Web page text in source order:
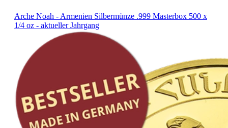
Arche Noah - Armenien Silbermünze .999 Masterbox 500 x
1/4 oz - aktueller Jahrgang